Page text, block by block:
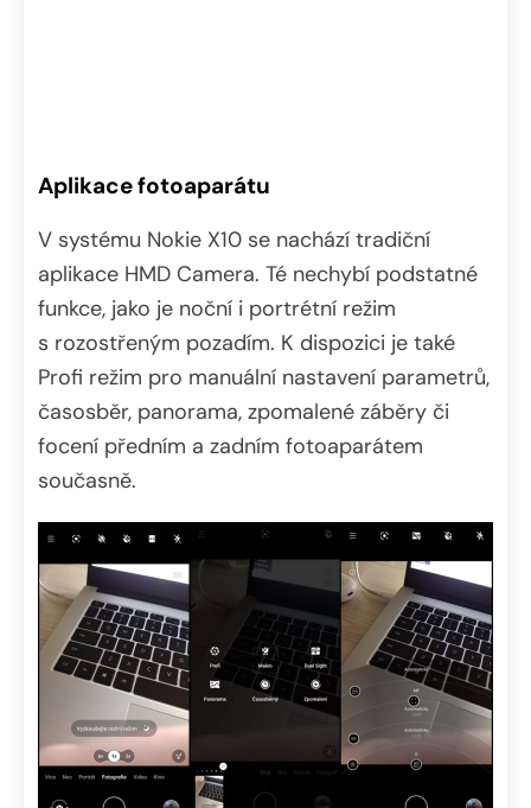
Aplikace fotoaparátu
V systému Nokie X10 se nachází tradiční
aplikace HMD Camera. Té nechybí podstatné
funkce, jako je noční i portrétní režim
s rozostřeným pozadím. K dispozici je také
Profi režim pro manuální nastavení parametrů,
časosběr, panorama, zpomalené záběry či
focení předním a zadním fotoaparátem
současně.